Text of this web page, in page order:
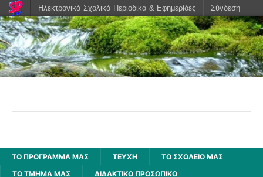
ΤΟ ΠΡΌΓΡΑΜΜΆ ΜΑΣ ΤΕΥΧΗ
ΤΟ ΣΧΟΛΕΙΟ ΜΑΣ
ΤΟ ΤΜΉΜΑ ΜΑΣ
ΔΙΔΑΚΤΙΚΟ ΠΡΟΣΩΠΙΚΟ
Ηλεκτρονικά Σχολικά Περιοδικά & Εφημερίδες Σύνδεση